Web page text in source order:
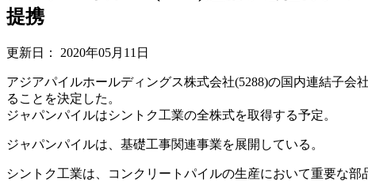
提携
更新日： 2020年05月11日
アジアパイルホールディングス株式会社(5288)の国内連結子
ることを決定した。
ジャパンパイルはシントク工業の全株式を取得する予定。
ジャパンパイルは、基礎工事関連事業を展開している。
シントク工業は、コンクリートパイルの生産において重要な